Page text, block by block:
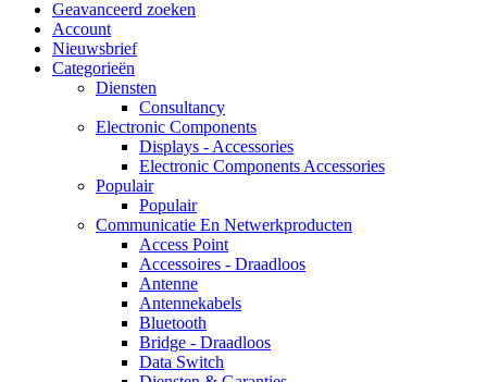
Geavanceerd zoeken
Account
Nieuwsbrief
Categorieën
Diensten
Consultancy
Electronic Components
Displays - Accessories
Electronic Components Accessories
Populair
Populair
Communicatie En Netwerkproducten
Access Point
Accessoires - Draadloos
Antenne
Antennekabels
Bluetooth
Bridge - Draadloos
Data Switch